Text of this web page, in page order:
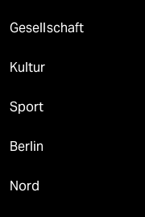
Gesellschaft
Kultur
Sport
Berlin
Nord